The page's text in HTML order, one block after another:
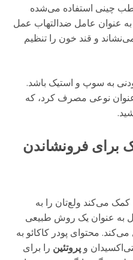
طب چینی استفاده می‌شده‌
عنوان عامل ضدالتهاب عمل
و قند خون را تنظیم
به سوپ و استیک باشد.
عنوان نوعی مصرف کرد، که
برای فرونشاندن
کمک می‌کند ولع‌تان را به
به عنوان یک روش طبیعی
محتوای پودر کاکائو به
وپروتئین را برای